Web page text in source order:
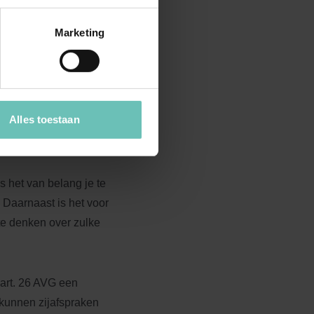
Marketing
Alles toestaan
er sprake is van
tegen iedere
naar de
het van belang je te
is het voor
denken over zulke
26 AVG een
zijafspraken